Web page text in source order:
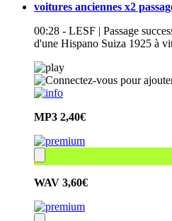
voitures anciennes x2
00:28 - LESF | Passage
d'une Hispano Suiza 1925 à
MP3 2,40€
WAV 3,60€